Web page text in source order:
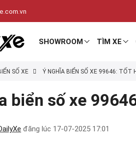
SHOWROOM TÌM XE
SỐ XE Ý NGHĨA BIỂN SỐ XE 99646: TỐT
biển số xe
đăng lúc 17-07-2025 17:01